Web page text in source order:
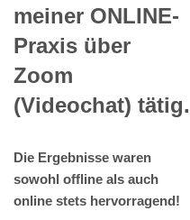
meiner ONLINE-
Praxis über
Zoom
(Videochat) tätig.
Die Ergebnisse waren
sowohl offline als auch
online stets hervorragend!